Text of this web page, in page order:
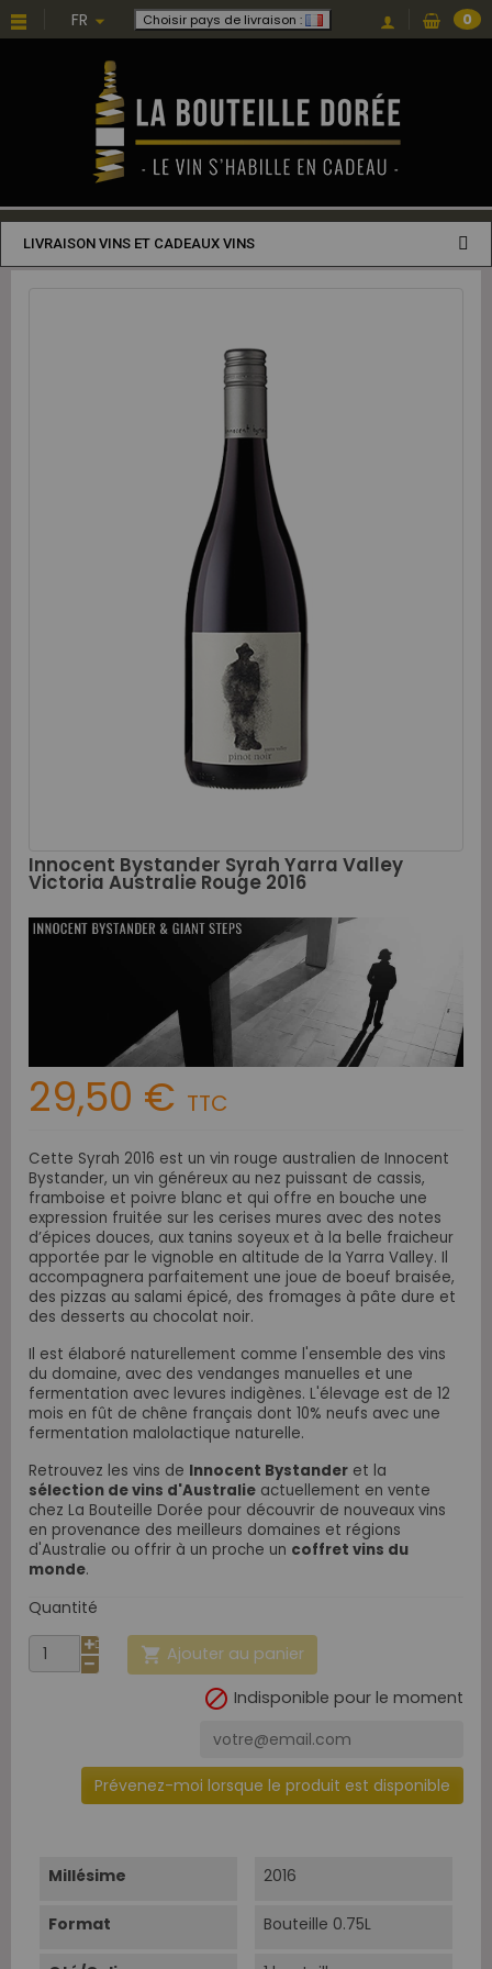
FR Choisir pays de livraison : 0
LIVRAISON VINS ET CADEAUX VINS
Innocent Bystander Syrah Yarra Valley
Victoria Australie Rouge 2016
29,50 € TTC
Cette Syrah 2016 est un vin rouge australien de Innocent
Bystander, un vin généreux au nez puissant de cassis,
framboise et poivre blanc et qui offre en bouche une
expression fruitée sur les cerises mures avec des notes
d’épices douces, aux tanins soyeux et à la belle fraicheur
apportée par le vignoble en altitude de la Yarra Valley. Il
accompagnera parfaitement une joue de boeuf braisée,
des pizzas au salami épicé, des fromages à pâte dure et
des desserts au chocolat noir.
Il est élaboré naturellement comme l'ensemble des vins
du domaine, avec des vendanges manuelles et une
fermentation avec levures indigènes. L'élevage est de 12
mois en fût de chêne français dont 10% neufs avec une
fermentation malolactique naturelle.
Retrouvez les vins de Innocent Bystander et la
sélection de vins d'Australie actuellement en vente
chez La Bouteille Dorée pour découvrir de nouveaux vins
en provenance des meilleurs domaines et régions
d'Australie ou offrir à un proche un coffret vins du
monde.
Quantité
 Ajouter au panier
 Indisponible pour le moment
Prévenez-moi lorsque le produit est disponible
Millésime 2016
Format Bouteille 0.75L